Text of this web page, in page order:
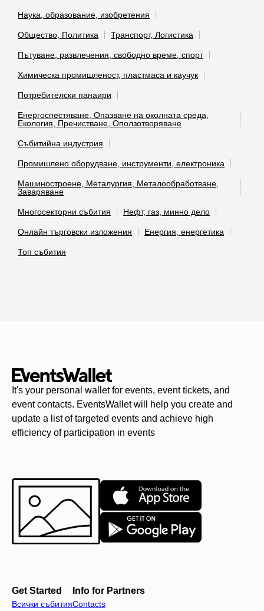
Наука, образование, изобретения
Общество, Политика Транспорт, Логистика
Пътуване, развлечения, свободно време, спорт
Химическа промишленост, пластмаса и каучук
Потребителски панаири
Енергоспестяване, Опазване на околната среда,
Екология, Пречистване, Оползотворяване
Събитийна индустрия
Промишлено оборудване, инструменти, електроника
Машиностроене, Металургия, Металообработване,
Заваряване
Многосекторни събития Нефт, газ, минно дело
Онлайн търговски изложения Енергия, енергетика
Топ събития
It's your personal wallet for events, event tickets, and
event contacts. EventsWallet will help you create and
update a list of targeted events and achieve high
efficiency of participation in events
Get Started
Всички събития
Info for Partners
Contacts